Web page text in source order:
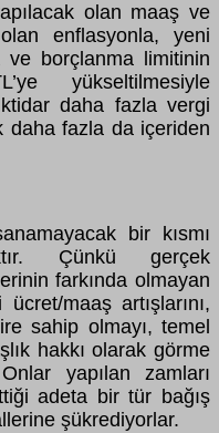
olan maaş ve
enflasyonla, yeni
ve borçlanma limitinin
yükseltilmesiyle
daha fazla vergi
daha fazla da içeriden
bir kısmı
Çünkü gerçek
farkında olmayan
maaş artışlarını,
sahip olmayı, temel
hakkı olarak görme
yapılan zamları
adeta bir tür bağış
şükrediyorlar.